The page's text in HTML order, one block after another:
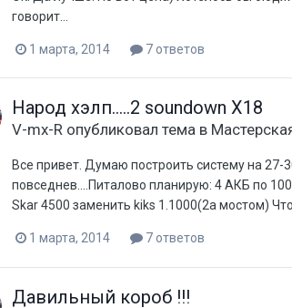
говорит...
1 марта, 2014 7 ответов
Народ хэлп.....2 soundown X18
V-mx-Rопубликовал тема в
Все привет. Думаю построить систему на
повседнев....Питалово планирую: 4 АКБ по
Skar 4500 заменить kiks 1.1000(2а мостом)
1 марта, 2014 7 ответов
Давильный короб !!!